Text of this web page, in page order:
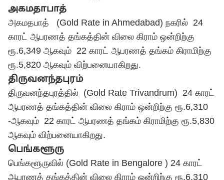
அகமதாபாத்
அகமதபாத் (Gold Rate in Ahmedabad) நகரில் 24
காரட் ஆபரணத் தங்கத்தின் விலை கிராம் ஒன்றிற்கு
ரூ.6,349 ஆகவும் 22 காரட் ஆபரணத் தங்கம் கிராமிற்கு
ரூ.5,820 ஆகவும் விற்பனையாகிறது.
திருவனந்தபுரம்
திருவனந்தபுரத்தில் (Gold Rate Trivandrum) 24 காரட்
ஆபரணத் தங்கத்தின் விலை கிராம் ஒன்றிற்கு ரூ.6,310
-ஆகவும் 22 காரட் ஆபரணத் தங்கம் கிராமிற்கு ரூ.5,830
ஆகவும் விற்பனையாகிறது.
பெங்களூரு
பெங்களூருவில் (Gold Rate in Bengalore ) 24 காரட்
ஆபரணத் தங்கத்தின் விலை கிராம் ஒன்றிற்கு ரூ.6,310